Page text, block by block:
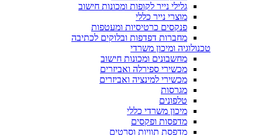
גלילי נייר לקופות ומכונות חישוב
מוצרי נייר כללי
פנקסים כרטיסיות ומעטפות
מחברות דפדפות ובלוקים לכתיבה
טכנולוגיה ומיכון משרדי
מחשבונים ומכונות חישוב
מכשירי ספירלה ואביזרים
מכשירי למינציה ואביזרים
מגרסות
טלפונים
מיכון משרדי כללי
מדפסות ופקסים
מדפסת תוויות וסרטים